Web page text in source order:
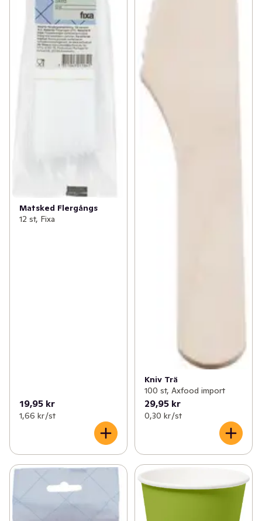
Matsked Flergångs
12 st, Fixa
19,95 kr
1,66 kr /st
Kniv Trä
100 st, Axfood import
29,95 kr
0,30 kr /st